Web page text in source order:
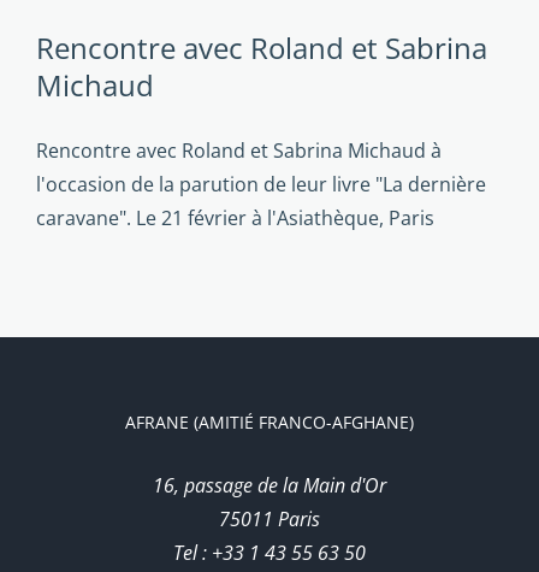
Rencontre avec Roland et Sabrina
Michaud
Rencontre avec Roland et Sabrina Michaud à
l'occasion de la parution de leur livre "La dernière
caravane". Le 21 février à l'Asiathèque, Paris
AFRANE (AMITIÉ FRANCO-AFGHANE)
16, passage de la Main d'Or
75011 Paris
Tel : +33 1 43 55 63 50